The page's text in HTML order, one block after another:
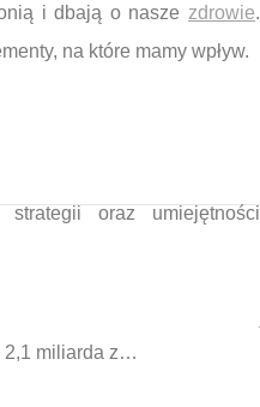
i dbają o nasze zdrowie.
na które mamy wpływ.
oraz umiejętności
2,1 miliarda z…